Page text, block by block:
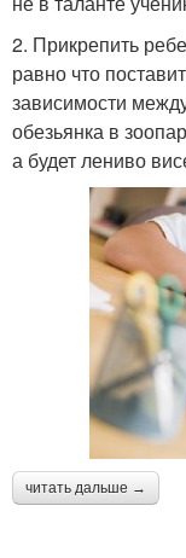
2. Прикрепить
равно что
зависимости
обезьянка в
а будет лениво
читать дальше →